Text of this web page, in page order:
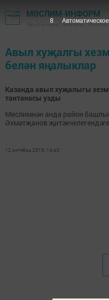
МӨСЛИМ-ИНФОРМ
"Авыл утлары" газетасы -
Авыл хуҗалгы
белән яңалыклар
Казанда авыл хуҗалыгы
тантанасы узды
Мөслимнән анда район
Әхмәтҗанов
12 октябрь 2019, 14:40
8